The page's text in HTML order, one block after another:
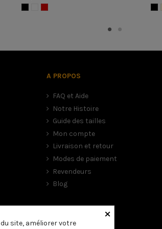
cas nous vous conseillons de choisir la
un casque large et donc dangereux.
A PROPOS
FAQ et Aide
Notre Histoire
Guide des tailles
Mon compte
Livraison et retour
Modes de paiement
Revendeurs
Blog
×
site, améliorer votre